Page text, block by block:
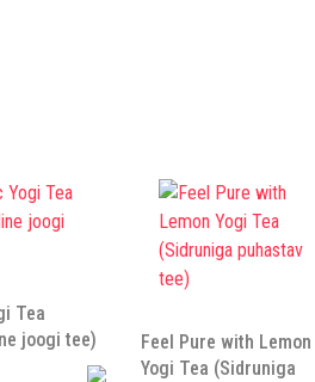
Tea
joogi tee)
Feel Pure with Lemon
Yogi Tea (Sidruniga